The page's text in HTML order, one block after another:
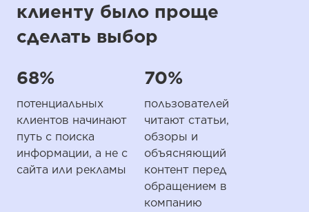
клиенту было проще
сделать выбор
68%
потенциальных
клиентов начинают
путь с поиска
информации, а не с
сайта или рекламы
70%
пользователей
читают статьи,
обзоры и
объясняющий
контент перед
обращением в
компанию